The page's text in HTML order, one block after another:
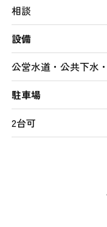
相談
設備
公営水道・公共下水
駐車場
2台可